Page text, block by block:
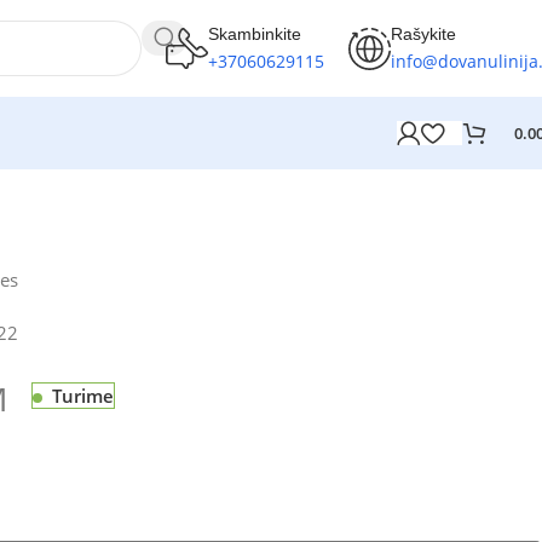
Skambinkite
+37060629115
Rašykite
Turime